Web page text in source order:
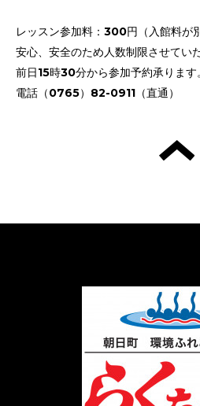
レッスン参加料：300円（入館料が
安心、安全のため人数制限させてい
前日15時30分から参加予約承ります。
電話（0765）82-0911（直通）